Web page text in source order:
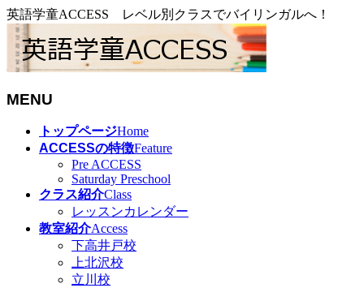
英語学童ACCESS レベル別クラスでバイリンガルへ！
MENU
トップページHome
ACCESSの特徴Feature
Pre ACCESS
Saturday Preschool
クラス紹介Class
レッスンカレンダー
教室紹介Access
下高井戸校
上北沢校
立川校